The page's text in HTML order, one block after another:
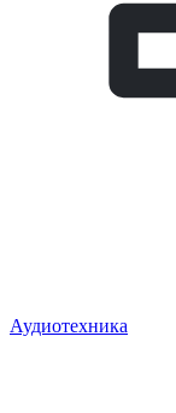
Аудиотехника